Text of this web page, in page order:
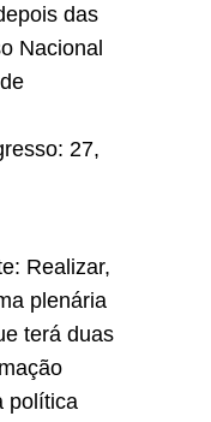
das
Nacional
27,
Realizar,
plenária
terá duas
política